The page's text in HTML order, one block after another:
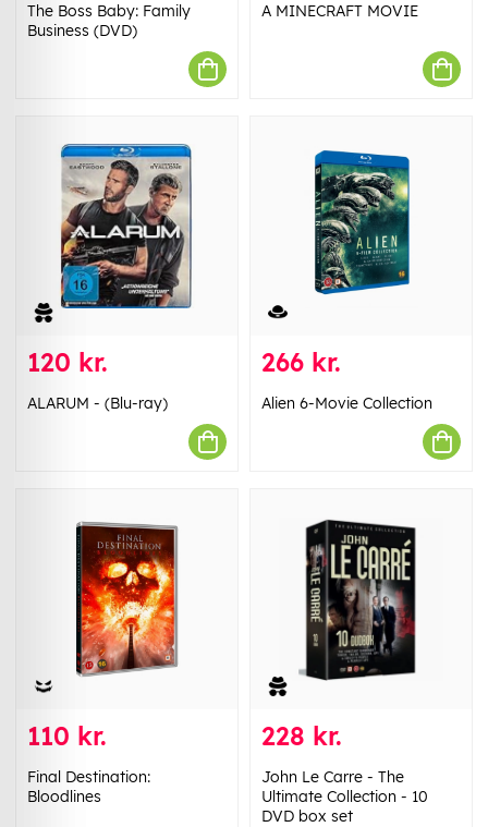
The Boss Baby: Family
Business (DVD)
A MINECRAFT MOVIE
120 kr.
ALARUM - (Blu-ray)
266 kr.
Alien 6-Movie Collection
110 kr.
Final Destination:
Bloodlines
228 kr.
John Le Carre - The
Ultimate Collection - 10
DVD box set